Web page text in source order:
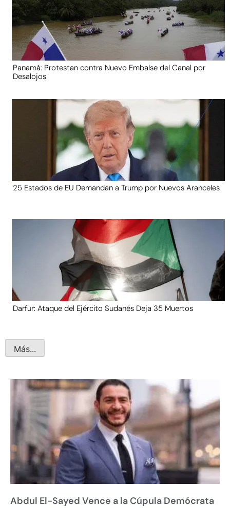
Panamá: Protestan contra Nuevo Embalse del Canal por
Desalojos
25 Estados de EU Demandan a Trump por Nuevos Aranceles
Darfur: Ataque del Ejército Sudanés Deja 35 Muertos
Más...
Abdul El-Sayed Vence a la Cúpula Demócrata